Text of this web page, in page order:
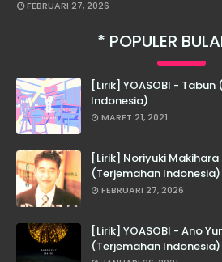
FEBRUARI 27, 2026
POPULER
[Lirik] YOASOBI -
Indonesia)
MARET 21, 2021
[Lirik] Noriyuki
(Terjemahan Indonesia)
FEBRUARI 27, 2026
[Lirik] YOASOBI - Ano
(Terjemahan Indonesia)